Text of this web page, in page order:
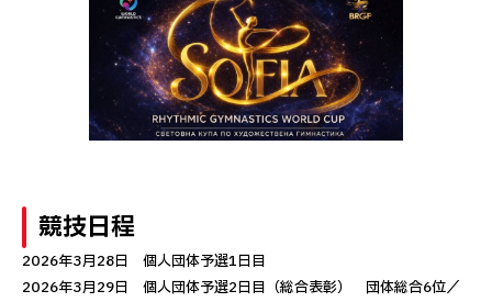
競技日程
2026年3月28日 個人団体予選1日目
2026年3月29日 個人団体予選2日目（総合表彰） 団体総合6位／